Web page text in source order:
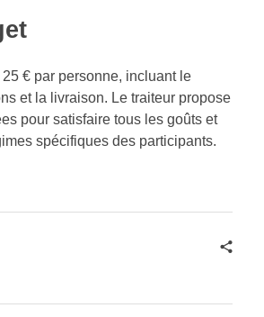
25 € par personne, incluant le
et la livraison. Le traiteur propose
pour satisfaire tous les goûts et
spécifiques des participants.